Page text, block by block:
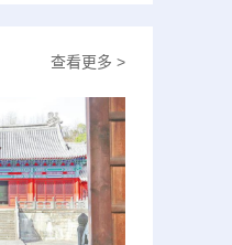
查看更多 >